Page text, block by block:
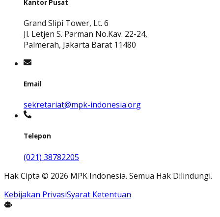
Kantor Pusat
Grand Slipi Tower, Lt. 6
Jl. Letjen S. Parman No.Kav. 22-24,
Palmerah, Jakarta Barat 11480
Email
sekretariat@mpk-indonesia.org
Telepon
(021) 38782205
Hak Cipta © 2026 MPK Indonesia. Semua Hak Dilindungi.
Kebijakan PrivasiSyarat Ketentuan